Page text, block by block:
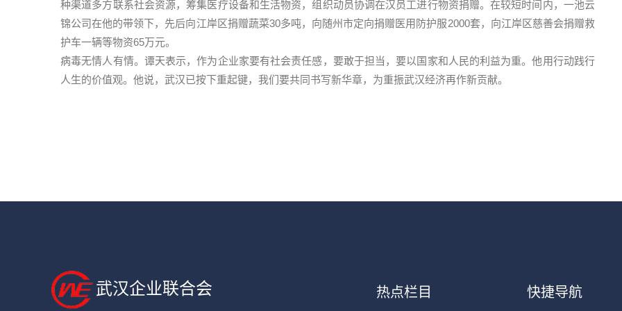
种渠道多方联系社会资源，筹集医疗设备和生活物资，组织动员协调在汉员工进行物资捐赠。在较短时间内，一池云
锦公司在他的带领下，先后向江岸区捐赠蔬菜30多吨，向随州市定向捐赠医用防护服2000套，向江岸区慈善会捐赠救
护车一辆等物资65万元。
病毒无情人有情。谭天表示，作为企业家要有社会责任感，要敢于担当，要以国家和人民的利益为重。他用行动践行
人生的价值观。他说，武汉已按下重起键，我们要共同书写新华章，为重振武汉经济再作新贡献。
武汉企业联合会 热点栏目 快捷导航